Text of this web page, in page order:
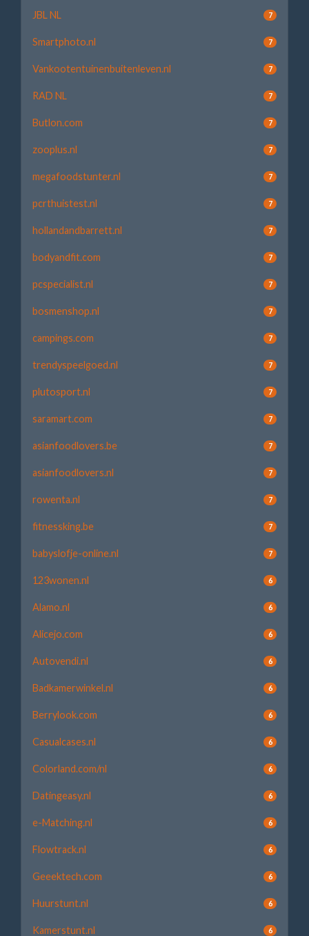
JBL NL 7
Smartphoto.nl 7
Vankootentuinenbuitenleven.nl 7
RAD NL 7
Butlon.com 7
zooplus.nl 7
megafoodstunter.nl 7
pcrthuistest.nl 7
hollandandbarrett.nl 7
bodyandfit.com 7
pcspecialist.nl 7
bosmenshop.nl 7
campings.com 7
trendyspeelgoed.nl 7
plutosport.nl 7
saramart.com 7
asianfoodlovers.be 7
asianfoodlovers.nl 7
rowenta.nl 7
fitnessking.be 7
babyslofje-online.nl 7
123wonen.nl 6
Alamo.nl 6
Alicejo.com 6
Autovendi.nl 6
Badkamerwinkel.nl 6
Berrylook.com 6
Casualcases.nl 6
Colorland.com/nl 6
Datingeasy.nl 6
e-Matching.nl 6
Flowtrack.nl 6
Geeektech.com 6
Huurstunt.nl 6
Kamerstunt.nl 6